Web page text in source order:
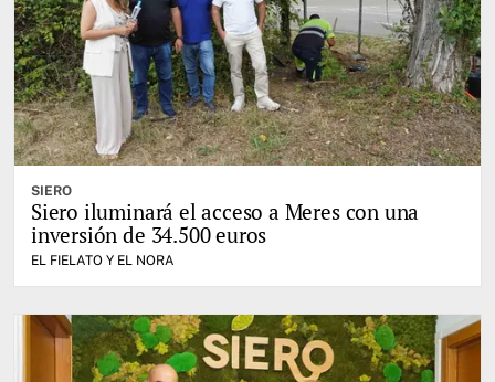
SIERO
Siero iluminará el acceso a Meres con una
inversión de 34.500 euros
EL FIELATO Y EL NORA